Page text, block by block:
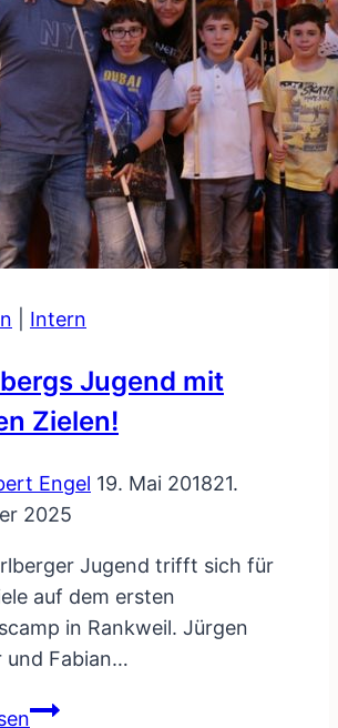
Intern
Jugend mit
Zielen!
Engel 19. Mai 201821.
2025
Jugend trifft sich für
auf dem ersten
in Rankweil. Jürgen
und Fabian…
Vorarlbergs